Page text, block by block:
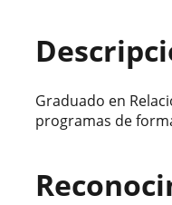
Graduado en
programas de